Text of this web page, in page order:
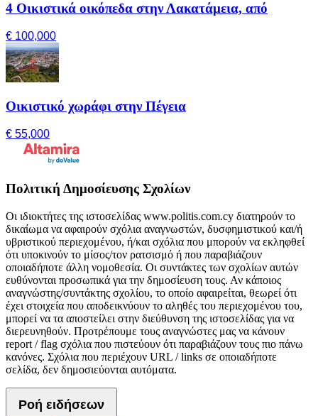
4 Οικιστικά οικόπεδα στην Λακατάμεια, από
€ 100,000
Οικιστικό χωράφι στην Πέγεια
€ 55,000
Πολιτική Δημοσίευσης Σχολίων
Οι ιδιοκτήτες της ιστοσελίδας www.politis.com.cy διατηρούν το
δικαίωμα να αφαιρούν σχόλια αναγνωστών, δυσφημιστικού και/ή
υβριστικού περιεχομένου, ή/και σχόλια που μπορούν να εκληφθεί
ότι υποκινούν το μίσος/τον ρατσισμό ή που παραβιάζουν
οποιαδήποτε άλλη νομοθεσία. Οι συντάκτες των σχολίων αυτών
ευθύνονται προσωπικά για την δημοσίευση τους. Αν κάποιος
αναγνώστης/συντάκτης σχολίου, το οποίο αφαιρείται, θεωρεί ότι
έχει στοιχεία που αποδεικνύουν το αληθές του περιεχομένου του,
μπορεί να τα αποστείλει στην διεύθυνση της ιστοσελίδας για να
διερευνηθούν. Προτρέπουμε τους αναγνώστες μας να κάνουν
report / flag σχόλια που πιστεύουν ότι παραβιάζουν τους πιο πάνω
κανόνες. Σχόλια που περιέχουν URL / links σε οποιαδήποτε
σελίδα, δεν δημοσιεύονται αυτόματα.
Ροή ειδήσεων